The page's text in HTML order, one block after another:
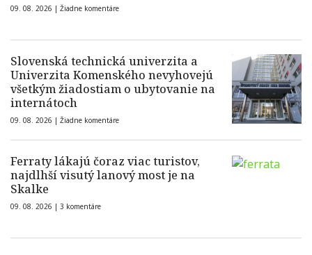
09. 08. 2026 | Žiadne komentáre
Slovenská technická univerzita a
Univerzita Komenského nevyhovejú
všetkým žiadostiam o ubytovanie na
internátoch
09. 08. 2026 | Žiadne komentáre
Ferraty lákajú čoraz viac turistov,
najdlhší visutý lanový most je na
Skalke
09. 08. 2026 | 3 komentáre